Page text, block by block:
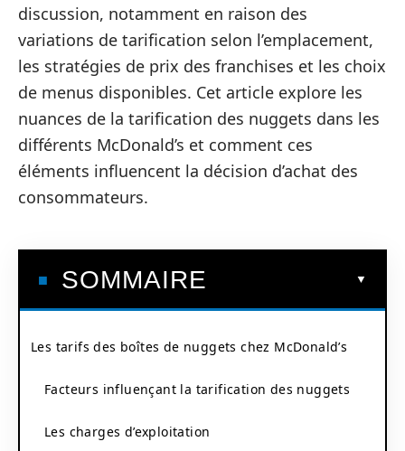
discussion, notamment en raison des
variations de tarification selon l’emplacement,
les stratégies de prix des franchises et les choix
de menus disponibles. Cet article explore les
nuances de la tarification des nuggets dans les
différents McDonald’s et comment ces
éléments influencent la décision d’achat des
consommateurs.
SOMMAIRE
Les tarifs des boîtes de nuggets chez McDonald’s
Facteurs influençant la tarification des nuggets
Les charges d’exploitation